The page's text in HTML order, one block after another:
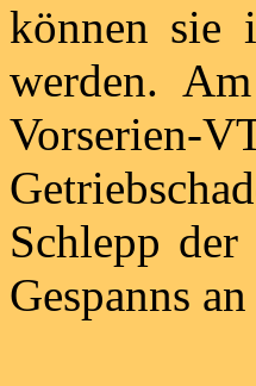
können sie
werden.
Vorserien-
Schlepp
Gespanns